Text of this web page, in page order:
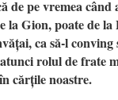
de pe vremea
la Gion, poate de la
ca să‑l conving
rolul de frate
cărțile noastre.